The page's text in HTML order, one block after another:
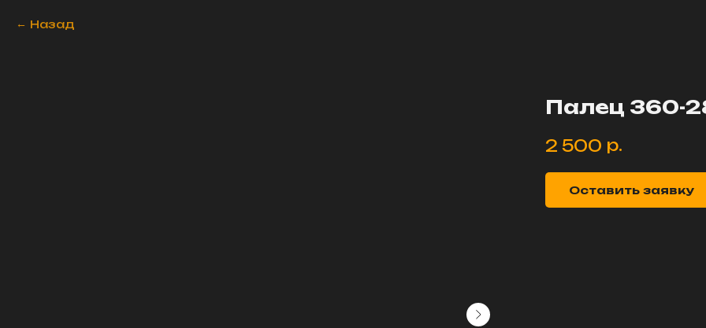
Назад
Палец 360-
2 500 р.
Оставить заявку